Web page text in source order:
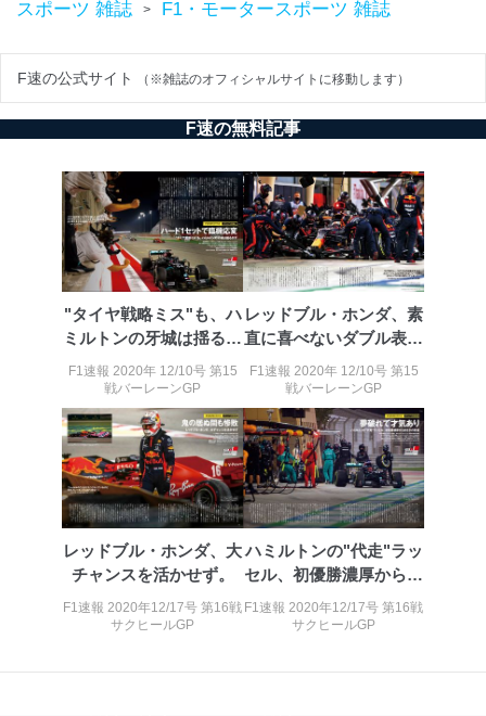
るご案内のため
個人情報
5
当社の従業者の個
人事、総務などの雇用管理等のた
6
パートナー（提携
企業）からの委託
定期購読サービス
等をご利用の方の
個人情報
購入商品配送のため
提携企業及びお客様がご購入され
ル等による商品、
サービス、キャンペーン等の広告
に関するご案内のため
7
SNS公式アカウン
トに登録された方
の個人情報
当社のサービス利用状況の把握お
よびその分析のため
お問い合わせ対応、トラブル対
処、オペレーター教育など応対品
質向上のため
その他当社のプライバシーポリシ
ー等にて公表する利用目的達成の
※上記の利用目的のうちNo.1～5については保有個人デ
ータ（開示対象個人情報）の利用目的であり、下記4.の
開示等のご請求に対応させていただきます。
なお、6、7については、パートナー（提携企業）様又は
各SNS運営会社様にご請求いただきますようお願い致し
ます。
３．個人情報の第三者提供について
本人の同意を得ることなく第三者に提供することはあり
ません。ただし、次の場合は除きます。
スポーツ 雑誌 > F1・モータースポーツ 雑誌
F速の公式サイト （※雑誌のオフィシャルサイトに移動します）
F速の無料記事
"タイヤ戦略ミス"も、ハ
ミルトンの牙城は揺るが
ず
F1速報 2020年 12/10号 第15
戦バーレーンGP
レッドブル・ホンダ、素
直に喜べないダブル表彰
台
F1速報 2020年 12/10号 第15
戦バーレーンGP
レッドブル・ホンダ、大
チャンスを活かせず。
F1速報 2020年12/17号 第16戦
サクヒールGP
ハミルトンの"代走"ラッ
セル、初優勝濃厚からま
さかの悲運
F1速報 2020年12/17号 第16戦
サクヒールGP